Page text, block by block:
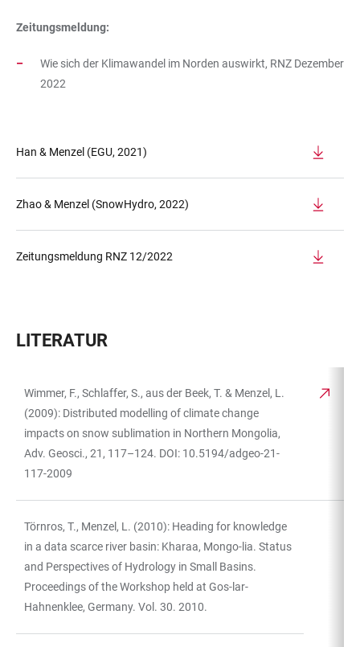
Zeitungsmeldung:
Wie sich der Klimawandel im Norden auswirkt, RNZ Dezember
2022
Han & Menzel (EGU, 2021)
Zhao & Menzel (SnowHydro, 2022)
Zeitungsmeldung RNZ 12/2022
LITERATUR
TABELLE
Wimmer, F., Schlaffer, S., aus der Beek, T. & Menzel, L.
(2009): Distributed modelling of climate change
impacts on snow sublimation in Northern Mongolia,
Adv. Geosci., 21, 117–124. DOI: 10.5194/adgeo-21-
117-2009
Törnros, T., Menzel, L. (2010): Heading for knowledge
in a data scarce river basin: Kharaa, Mongo-lia. Status
and Perspectives of Hydrology in Small Basins.
Proceedings of the Workshop held at Gos-lar-
Hahnenklee, Germany. Vol. 30. 2010.